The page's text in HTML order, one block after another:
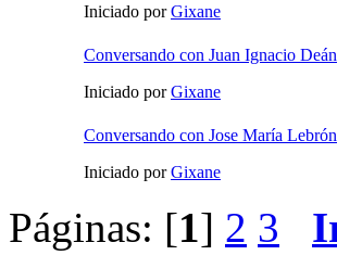
Iniciado porGixane
Conversando con Juan Ignacio Deán
Iniciado porGixane
Conversando con Jose María
Iniciado porGixane
Páginas: [1] 2 3